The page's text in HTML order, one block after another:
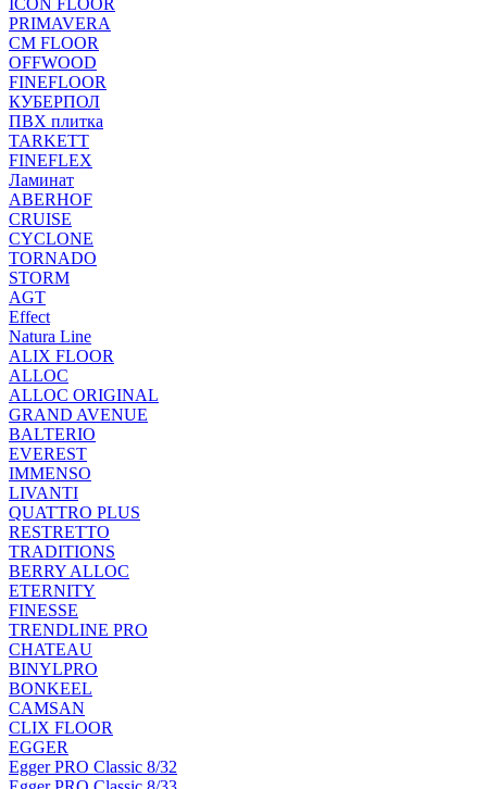
ICON FLOOR
PRIMAVERA
CM FLOOR
OFFWOOD
FINEFLOOR
КУБЕРПОЛ
ПВХ плитка
TARKETT
FINEFLEX
Ламинат
ABERHOF
CRUISE
CYCLONE
TORNADO
STORM
AGT
Effect
Natura Line
ALIX FLOOR
ALLOC
ALLOC ORIGINAL
GRAND AVENUE
BALTERIO
EVEREST
IMMENSO
LIVANTI
QUATTRO PLUS
RESTRETTO
TRADITIONS
BERRY ALLOC
ETERNITY
FINESSE
TRENDLINE PRO
CHATEAU
BINYLPRO
BONKEEL
CAMSAN
CLIX FLOOR
EGGER
Egger PRO Classic 8/32